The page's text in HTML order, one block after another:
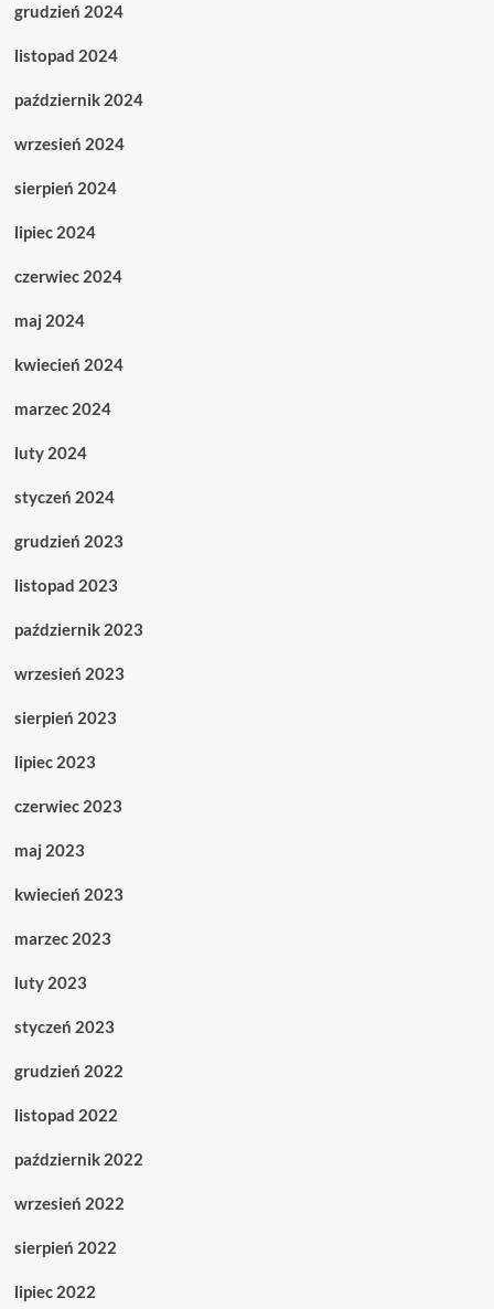
grudzień 2024
listopad 2024
październik 2024
wrzesień 2024
sierpień 2024
lipiec 2024
czerwiec 2024
maj 2024
kwiecień 2024
marzec 2024
luty 2024
styczeń 2024
grudzień 2023
listopad 2023
październik 2023
wrzesień 2023
sierpień 2023
lipiec 2023
czerwiec 2023
maj 2023
kwiecień 2023
marzec 2023
luty 2023
styczeń 2023
grudzień 2022
listopad 2022
październik 2022
wrzesień 2022
sierpień 2022
lipiec 2022